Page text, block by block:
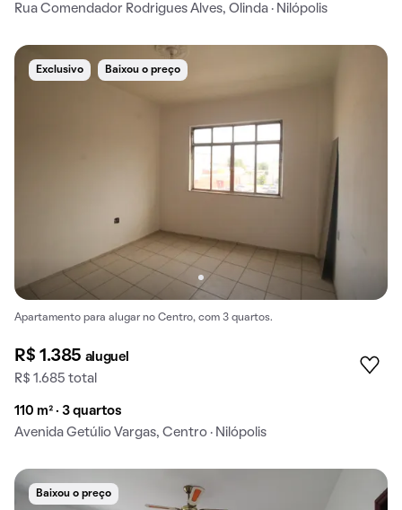
Rua Comendador Rodrigues Alves, Olinda · Nilópolis
Exclusivo Baixou o preço
Apartamento para alugar no Centro, com 3 quartos.
R$ 1.385 aluguel
R$ 1.685 total
110 m² · 3 quartos
Avenida Getúlio Vargas, Centro · Nilópolis
Baixou o preço